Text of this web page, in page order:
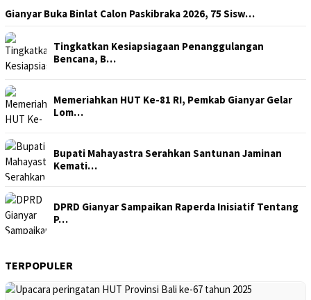
Gianyar Buka Binlat Calon Paskibraka 2026, 75 Sisw…
Tingkatkan Kesiapsiagaan Penanggulangan
Bencana, B…
Memeriahkan HUT Ke-81 RI, Pemkab Gianyar Gelar
Lom…
Bupati Mahayastra Serahkan Santunan Jaminan
Kemati…
DPRD Gianyar Sampaikan Raperda Inisiatif Tentang
P…
TERPOPULER